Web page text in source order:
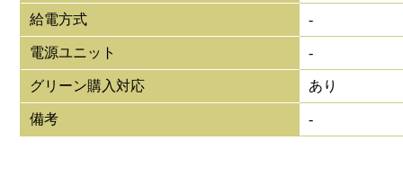
給電方式 -
電源ユニット -
グリーン購入対応 あり
備考 -